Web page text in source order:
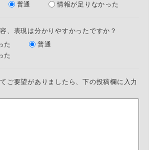
普通 情報が足りなかった
、表現は分かりやすかったですか？
た
普通
た
ご要望がありましたら、下の投稿欄に入力